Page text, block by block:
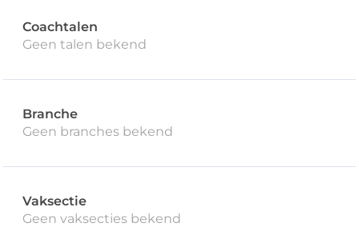
Coachtalen
Geen talen bekend
Branche
Geen branches bekend
Vaksectie
Geen vaksecties bekend